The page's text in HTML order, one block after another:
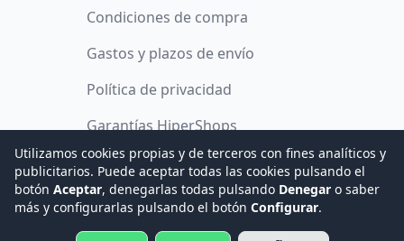
Condiciones de compra
Gastos y plazos de envío
Política de privacidad
Garantías HiperShops
Política de cookies
Utilizamos cookies propias y de terceros con fines analíticos y
publicitarios. Puede aceptar todas las cookies pulsando el
botón Aceptar, denegarlas todas pulsando Denegar o saber
más y configurarlas pulsando el botón Configurar.